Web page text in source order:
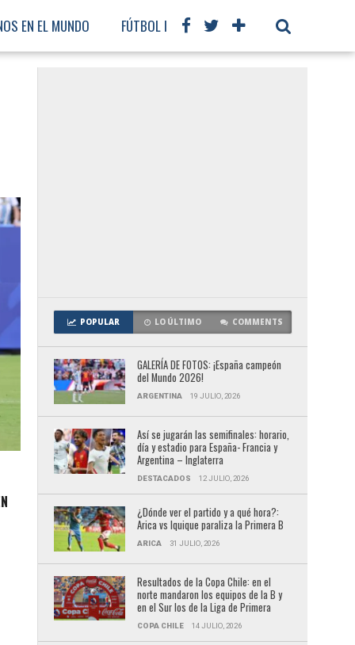
EN EL MUNDO FÚTBOL INTERNACIONAL
POPULAR LO ÚLTIMO COMMENTS
GALERÍA DE FOTOS: ¡España campeón
del Mundo 2026!
ARGENTINA 19 JULIO, 2026
Así se jugarán las semifinales: horario,
día y estadio para España- Francia y
Argentina – Inglaterra
DESTACADOS 12 JULIO, 2026
¿Dónde ver el partido y a qué hora?:
Arica vs Iquique paraliza la Primera B
ARICA 31 JULIO, 2026
Resultados de la Copa Chile: en el
norte mandaron los equipos de la B y
en el Sur los de la Liga de Primera
COPA CHILE 14 JULIO, 2026